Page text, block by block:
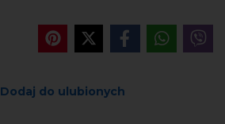
Dodaj do ulubionych